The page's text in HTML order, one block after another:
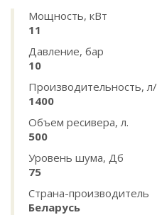
Мощность, кВт
11
Давление, бар
10
Производительность,
1400
Объем ресивера, л.
500
Уровень шума, Дб
75
Страна-производитель
Беларусь